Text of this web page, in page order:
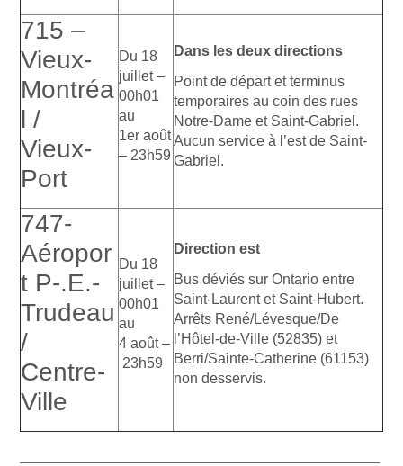
715 –
Vieux-
Montréa
l /
Vieux-
Port
Du 18
juillet –
00h01
au
1er août
– 23h59
Dans les deux directions
Point de départ et terminus
temporaires au coin des rues
Notre-Dame et Saint-Gabriel.
Aucun service à l’est de Saint-
Gabriel.
747-
Aéropor
t P-.E.-
Trudeau
/
Centre-
Ville
Du 18
juillet –
00h01
au
4 août –
23h59
Direction est
Bus déviés sur Ontario entre
Saint-Laurent et Saint-Hubert.
Arrêts René/Lévesque/De
l’Hôtel-de-Ville (52835) et
Berri/Sainte-Catherine (61153)
non desservis.